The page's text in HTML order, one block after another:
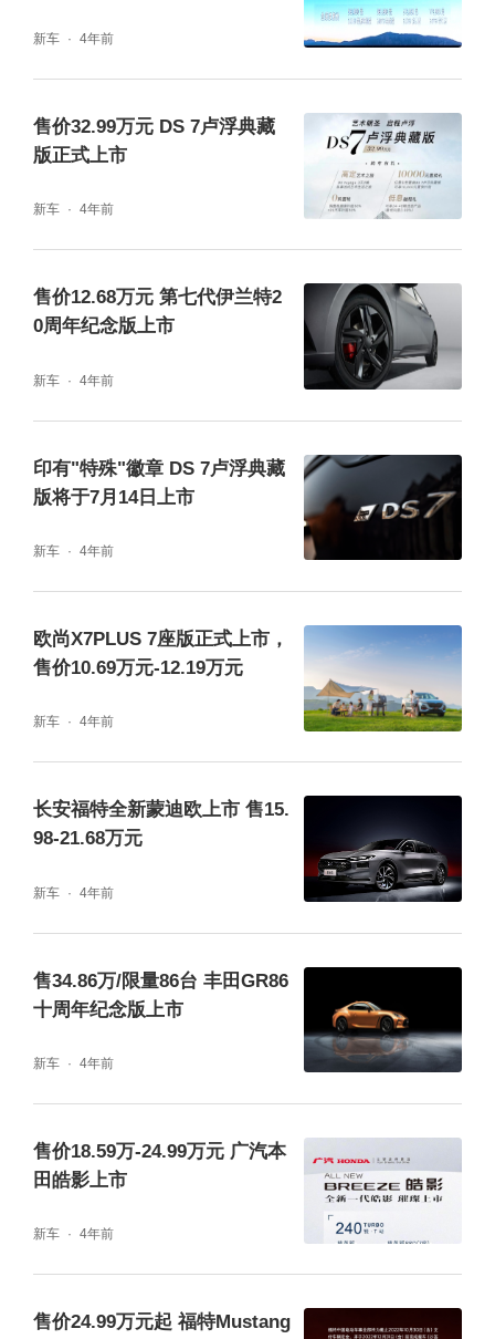
新车 4年前
售价32.99万元 DS 7卢浮典藏
版正式上市
新车 4年前
售价12.68万元 第七代伊兰特2
0周年纪念版上市
新车 4年前
印有"特殊"徽章 DS 7卢浮典藏
版将于7月14日上市
新车 4年前
欧尚X7PLUS 7座版正式上市，
售价10.69万元-12.19万元
新车 4年前
长安福特全新蒙迪欧上市 售15.
98-21.68万元
新车 4年前
售34.86万/限量86台 丰田GR86
十周年纪念版上市
新车 4年前
售价18.59万-24.99万元 广汽本
田皓影上市
新车 4年前
售价24.99万元起 福特Mustang